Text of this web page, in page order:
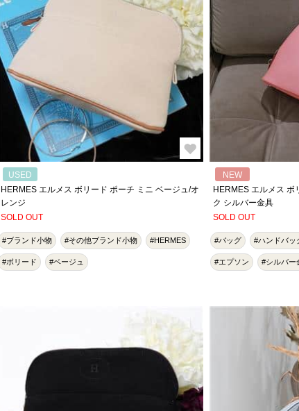
USED
HERMES エルメス ボリード ポーチ ミニ ベージュ/オ
レンジ
SOLD OUT
#ブランド小物 #その他ブランド小物 #HERMES
#ボリード #ベージュ
NEW
HERMES エルメス ボ
ク シルバー金具
SOLD OUT
#バッグ #ハンドバッ
#エプソン #シルバー